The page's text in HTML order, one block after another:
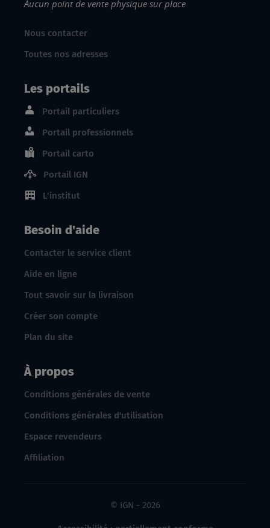
Aucun point de vente physique sur place
Nous contacter
Toutes nos adresses
Les portails
Portail particuliers
Portail professionnels
Portail carto
Portail IGN
L'institut
Besoin d'aide
Contacter le service client
Aide en ligne
Tout savoir sur la livraison
Créer son compte
Plan du site
À propos
Conditions générales de vente
Conditions générales d'utilisation
Espace revendeurs
Affiliation
© IGN - 2026